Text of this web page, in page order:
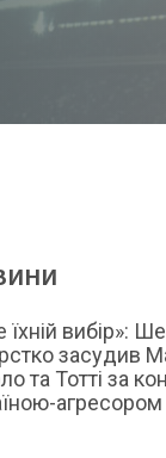
їхній вибір»:
засудив
та Тотті за
агресором